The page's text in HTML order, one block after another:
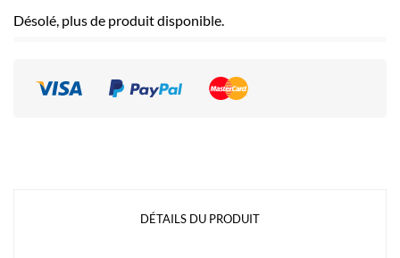
Désolé, plus de produit disponible.
DÉTAILS DU PRODUIT